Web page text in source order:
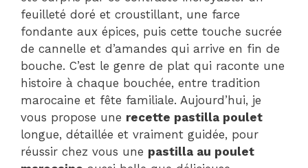
feuilleté doré et croustillant, une farce
fondante aux épices, puis cette touche sucrée
de cannelle et d’amandes qui arrive en fin de
bouche. C’est le genre de plat qui raconte une
histoire à chaque bouchée, entre tradition
marocaine et fête familiale. Aujourd’hui, je
vous propose une recette pastilla poulet
longue, détaillée et vraiment guidée, pour
réussir chez vous une pastilla au poulet